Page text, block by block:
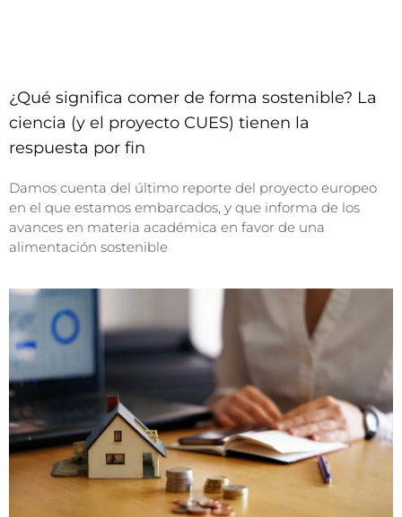
¿Qué significa comer de forma sostenible? La
ciencia (y el proyecto CUES) tienen la
respuesta por fin
Damos cuenta del último reporte del proyecto europeo
en el que estamos embarcados, y que informa de los
avances en materia académica en favor de una
alimentación sostenible